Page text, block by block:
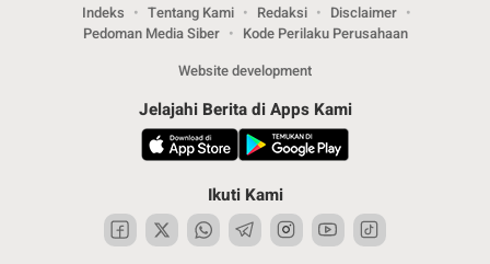
Indeks Tentang Kami Redaksi
Disclaimer
Pedoman Media Siber
Kode Perilaku Perusahaan
Website development
Jelajahi Berita di Apps Kami
Ikuti Kami